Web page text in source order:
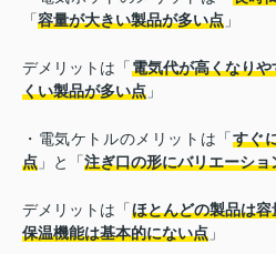
「容量が大きい製品が多い点 」
デメリットは「電気代が高くなりや
くい製品が多い点 」
・電気ケトルのメリットは「すぐ
点 」と「注ぎ口の形にバリエーショ
デメリットは「ほとんどの製品は
保温機能は基本的にない点 」